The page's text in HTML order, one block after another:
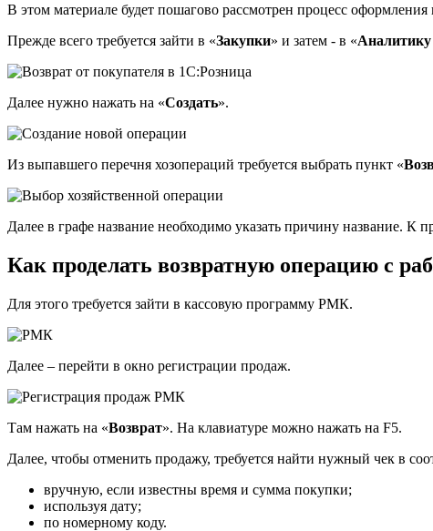
В этом материале будет пошагово рассмотрен процесс
Прежде всего требуется зайти в «Закупки» и затем - в «Аналитику
Далее нужно нажать на «Создать».
Из выпавшего перечня хозопераций требуется выбрать пункт «
Далее в графе название необходимо указать причину название. К
Как проделать возвратную операцию с
Для этого требуется зайти в кассовую программу РМК.
Далее – перейти в окно регистрации продаж.
Там нажать на «Возврат». На клавиатуре можно нажать на F5.
Далее, чтобы отменить продажу, требуется найти нужный чек в
вручную, если известны время и сумма покупки;
используя дату;
по номерному коду.